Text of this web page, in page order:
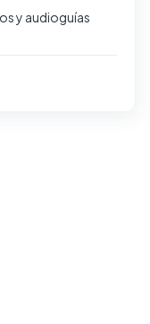
y audioguías